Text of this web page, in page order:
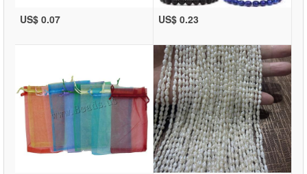
US$ 0.07 US$ 0.23